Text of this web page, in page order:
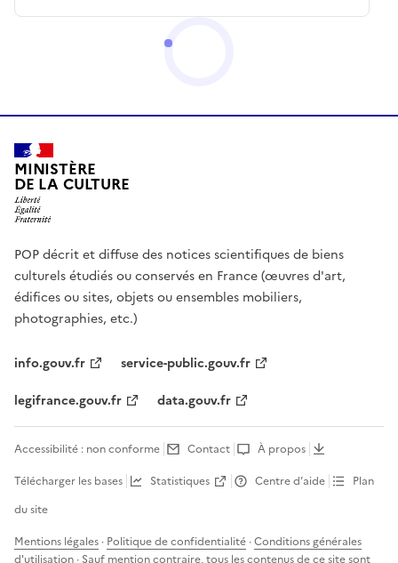
MINISTÈRE
DE LA CULTURE
POP décrit et diffuse des notices scientifiques de biens
culturels étudiés ou conservés en France (œuvres d'art,
édifices ou sites, objets ou ensembles mobiliers,
photographies, etc.)
info.gouv.fr
service-public.gouv.fr
legifrance.gouv.fr
data.gouv.fr
Accessibilité : non conforme Contact
À propos
Télécharger les bases
Statistiques Centre d’aide
Plan
du site
Mentions légales · Politique de confidentialité ·Conditions générales
d'utilisation · Sauf mention contraire, tous les contenus de ce site sont